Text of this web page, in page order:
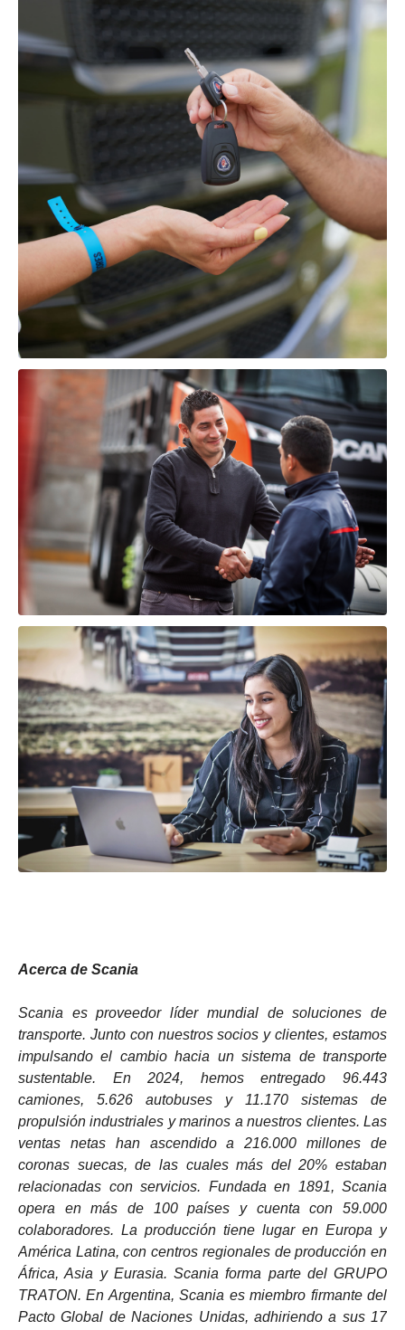
Acerca de Scania
Scania es proveedor líder mundial de soluciones de
transporte. Junto con nuestros socios y clientes, estamos
impulsando el cambio hacia un sistema de transporte
sustentable. En 2024, hemos entregado 96.443
camiones, 5.626 autobuses y 11.170 sistemas de
propulsión industriales y marinos a nuestros clientes. Las
ventas netas han ascendido a 216.000 millones de
coronas suecas, de las cuales más del 20% estaban
relacionadas con servicios. Fundada en 1891, Scania
opera en más de 100 países y cuenta con 59.000
colaboradores. La producción tiene lugar en Europa y
América Latina, con centros regionales de producción en
África, Asia y Eurasia. Scania forma parte del GRUPO
TRATON. En Argentina, Scania es miembro firmante del
Pacto Global de Naciones Unidas, adhiriendo a sus 17